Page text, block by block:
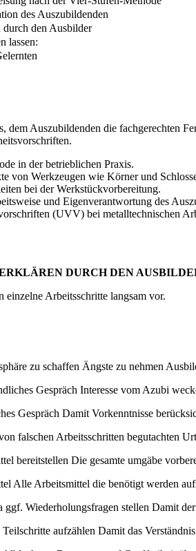
des Auszubildenden
durch den Ausbilder
lassen:
dem Auszubildenden die fachgerechten
in der betrieblichen Praxis.
von Werkzeugen wie Körner und
bei der Werkstückvorbereitung.
und Eigenverantwortung des
(UVV) bei metalltechnischen
DURCH DEN
Arbeitsschritte langsam vor.
zu schaffen Ängste zu nehmen
Gespräch Interesse vom Azubi
Gespräch Damit Vorkenntnisse
falschen Arbeitsschritten begutachten
bereitstellen Die gesamte umgäbe
Alle Arbeitsmittel die benötigt werden
ggf. Wiederholungsfragen stellen Damit
aufzählen Damit das